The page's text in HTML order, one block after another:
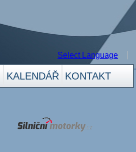
Select Language
KALENDÁŘ KONTAKT